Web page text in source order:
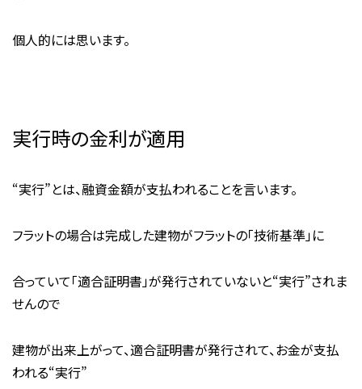
個人的には思います。
実行時の金利が適用
“実行”とは、融資金額が支払われることを言います。
フラットの場合は完成した建物がフラットの「技術基準」に
合っていて「適合証明書」が発行されていないと“実行”されま
せんので
建物が出来上がって、適合証明書が発行されて、お金が支払
われる“実行”